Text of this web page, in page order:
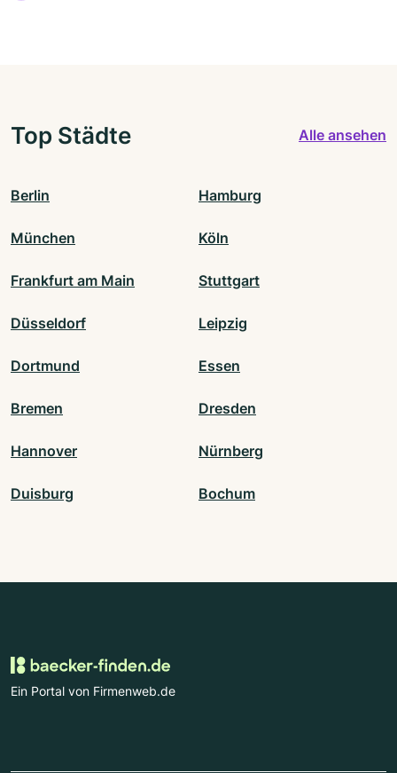
Top Städte Alle ansehen
Berlin Hamburg
München Köln
Frankfurt am Main Stuttgart
Düsseldorf Leipzig
Dortmund Essen
Bremen Dresden
Hannover Nürnberg
Duisburg Bochum
Ein Portal von Firmenweb.de